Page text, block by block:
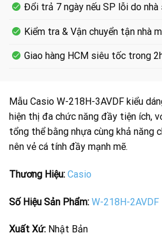
Đổi trả 7 ngày nếu SP lỗi do nhà
Kiểm tra & Vận chuyển tận nhà
Giao hàng HCM siêu tốc trong
Mẫu Casio W-218H-3AVDF kiểu
hiện thị đa chức năng đầy tiện ích,
tổng thể bằng nhựa cùng khả năng
nên vẻ cá tính đầy mạnh mẽ.
Thương Hiệu: Casio
Số Hiệu Sản Phẩm: W-218H-2AVDF
Xuất Xứ: Nhật Bản